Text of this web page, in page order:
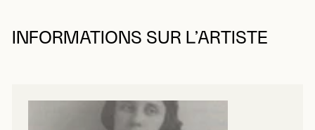
INFORMATIONS SUR L’ARTISTE